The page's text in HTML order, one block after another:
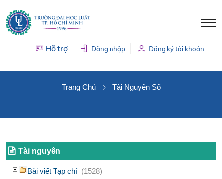
Hỗ trợ Đăng nhập Đăng ký tài khoản
Trang Chủ Tài Nguyên Số
Tài nguyên
Bài viết Tạp chí (1528)